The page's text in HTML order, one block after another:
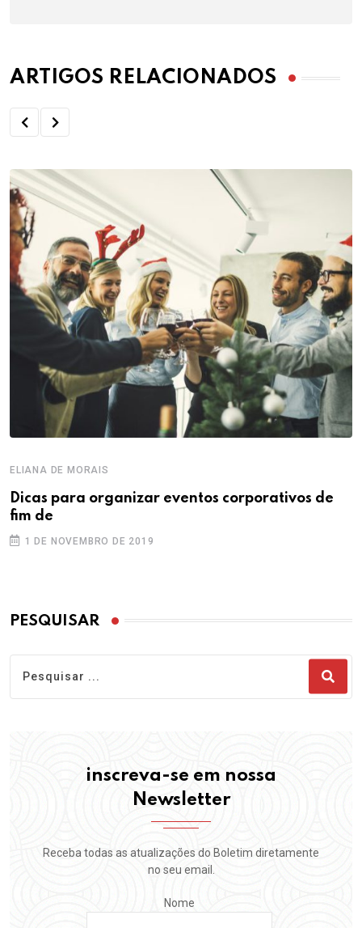
ARTIGOS RELACIONADOS
ELIANA DE MORAIS
Dicas para organizar eventos corporativos de
fim de
1 DE NOVEMBRO DE 2019
PESQUISAR
inscreva-se em nossa
Newsletter
Receba todas as atualizações do Boletim diretamente
no seu email.
Nome